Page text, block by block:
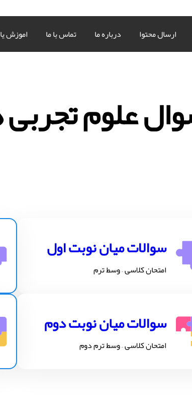
ارسال محتوا درباره ما تماس با ما اموزش
علوم
سوالات میان نوبت اول
امتحان کلاسی – وسط ترم
سوالات میان نوبت دوم
امتحان کلاسی – وسط ترم دوم